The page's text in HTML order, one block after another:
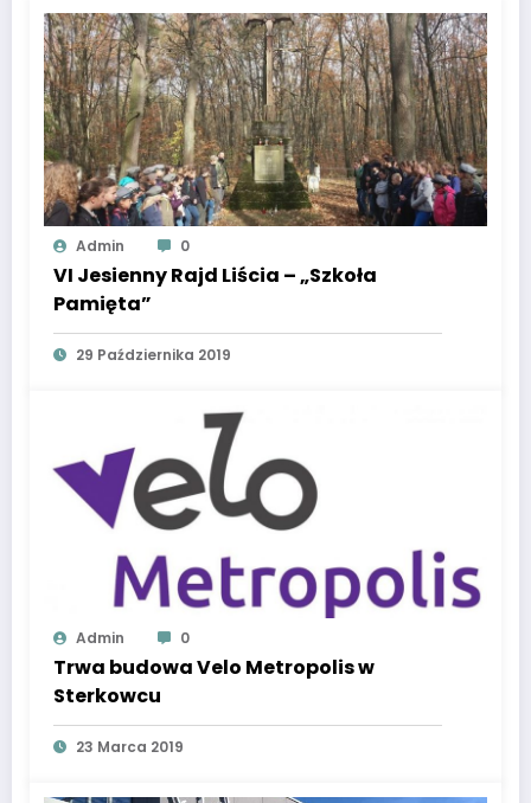
Admin 0
VI Jesienny Rajd Liścia – „Szkoła
Pamięta”
29 Października 2019
Admin 0
Trwa budowa Velo Metropolis w
Sterkowcu
23 Marca 2019